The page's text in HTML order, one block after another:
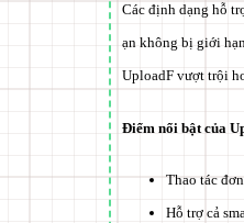
Các định dạng hỗ
ạn không bị giới
UploadF vượt trội
Điểm nổi bật của
Thao tác
Hỗ trợ cả